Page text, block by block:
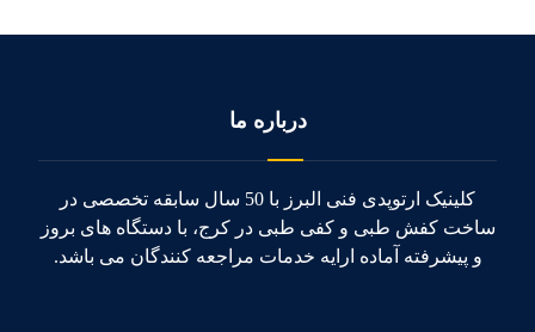
درباره ما
کلینیک ارتوپدی فنی البرز با 50 سال سابقه تخصصی در
ساخت کفش طبی و کفی طبی در کرج، با دستگاه های بروز
و پیشرفته آماده ارایه خدمات مراجعه کنندگان می باشد.